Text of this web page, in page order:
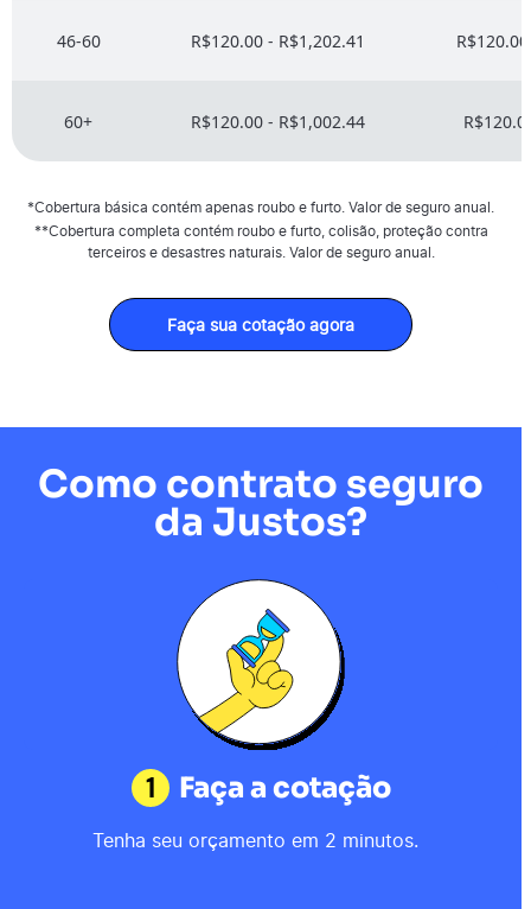
46-60 R$120.00 - R$1,202.41
60+ R$120.00 - R$1,002.44
*Cobertura básica contém apenas roubo e furto. Valor de seguro anual.
**Cobertura completa contém roubo e furto, colisão, proteção contra
terceiros e desastres naturais. Valor de seguro anual.
Faça sua cotação agora
Como contrato seguro
da Justos?
1 Faça a cotação
Tenha seu orçamento em 2 minutos.